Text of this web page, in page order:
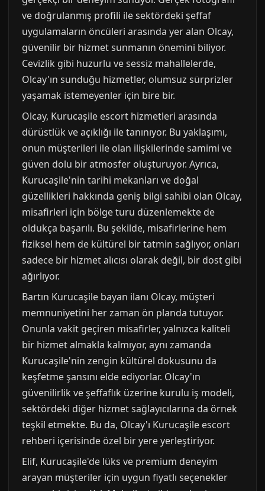
ve doğrulanmış profili ile sektördeki şeffaf
uygulamaların öncüleri arasında yer alan Olcay,
güvenilir bir hizmet sunmanın önemini biliyor.
Cevizlik gibi huzurlu ve sessiz mahallelerde,
Olcay'ın sunduğu hizmetler, olumsuz sürprizler
yaşamak istemeyenler için bire bir.
Olcay, Kurucaşile escort hizmetleri arasında
dürüstlük ve açıklığı ile tanınıyor. Bu yaklaşımı,
onun müşterileri ile olan ilişkilerinde samimi ve
güven dolu bir atmosfer oluşturuyor. Ayrıca,
Kurucaşile'nin tarihi mekanları ve doğal
güzellikleri hakkında geniş bilgi sahibi olan Olcay,
misafirleri için bölge turu düzenlemekte de
oldukça başarılı. Bu şekilde, misafirlerine hem
fiziksel hem de kültürel bir tatmin sağlıyor, onları
sadece bir hizmet alıcısı olarak değil, bir dost gibi
ağırlıyor.
Bartın Kurucaşile bayan ilanı Olcay, müşteri
memnuniyetini her zaman ön planda tutuyor.
Onunla vakit geçiren misafirler, yalnızca kaliteli
bir hizmet almakla kalmıyor, aynı zamanda
Kurucaşile'nin zengin kültürel dokusunu da
keşfetme şansını elde ediyorlar. Olcay'ın
güvenilirlik ve şeffaflık üzerine kurulu iş modeli,
sektördeki diğer hizmet sağlayıcılarına da örnek
teşkil etmekte. Bu da, Olcay'ı Kurucaşile escort
rehberi içerisinde özel bir yere yerleştiriyor.
Elif, Kurucaşile'de lüks ve premium deneyim
arayan müşteriler için uygun fiyatlı seçenekler